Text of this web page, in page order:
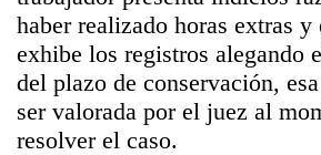
haber realizado horas extras
exhibe los registros alegando
del plazo de conservación,
ser valorada por el juez al
resolver el caso.